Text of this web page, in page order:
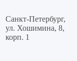
Санкт-Петербург,
ул. Хошимина, 8,
корп. 1